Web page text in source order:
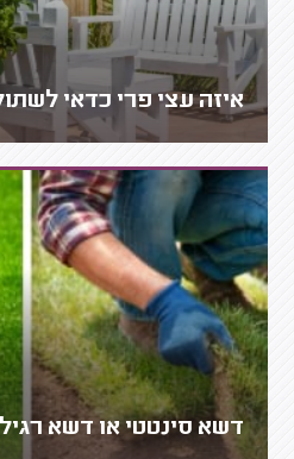
איזה עצי פרי כדאי
דשא סינטטי או דשא